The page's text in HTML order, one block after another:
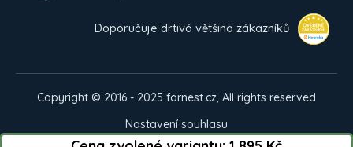
Doporučuje drtivá většina zákazníků
Copyright © 2016 - 2025 fornest.cz, All rights reserved
Nastavení souhlasu